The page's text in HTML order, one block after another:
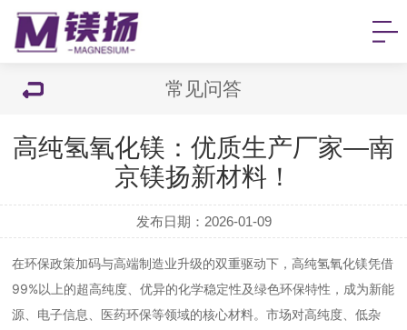
常见问答
高纯氢氧化镁：优质生产厂家—南
京镁扬新材料！
发布日期：2026-01-09
在环保政策加码与高端制造业升级的双重驱动下，高纯氢氧化镁凭借
99%以上的超高纯度、优异的化学稳定性及绿色环保特性，成为新能
源、电子信息、医药环保等领域的核心材料。市场对高纯度、低杂